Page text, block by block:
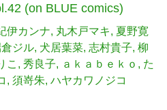
(on BLUE comics)
伊カンナ 丸木戸マキ
夏野寛
ジル 犬居葉菜 志村貴子 柳
こ 秀良子 ａｋａｂｅｋｏ
た
須嵜朱 ハヤカワノジコ